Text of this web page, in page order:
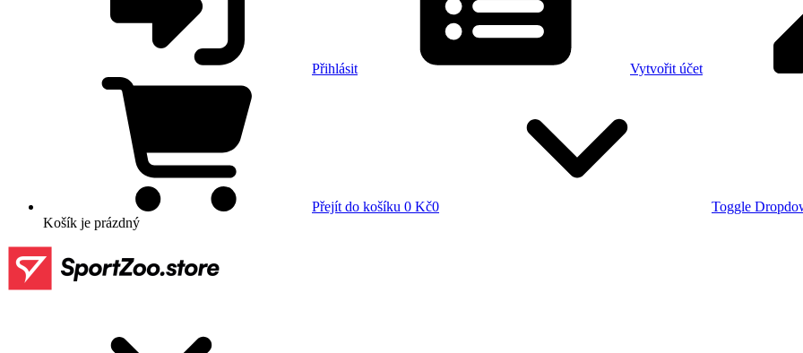
Přihlásit Vytvořit účet
Přejít do košíku 0 Kč0
Toggle
Košík je prázdný